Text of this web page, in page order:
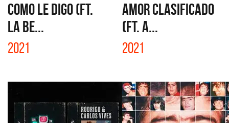
COMO LE DIGO (FT.
LA BE...
2021
AMOR CLASIFICADO
(FT. A...
2021